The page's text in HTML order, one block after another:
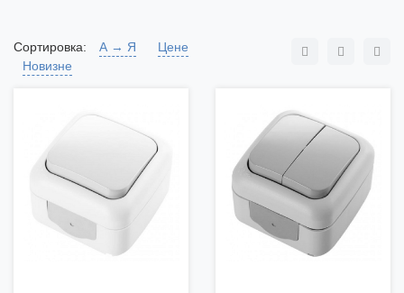
Сортировка: А → Я
Цене
Новизне